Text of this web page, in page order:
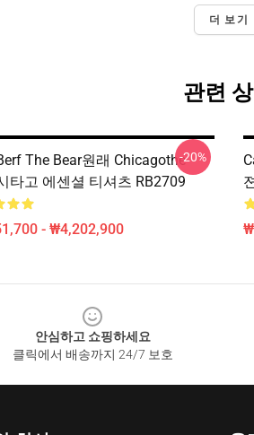
더 보기
관련
The Bear원래 Chicagothe
타고 에센셜 티셔츠 RB2709
- ₩4,202,900
-20%
안심하고 쇼핑하세요
클릭에서 배송까지 24/7 보호